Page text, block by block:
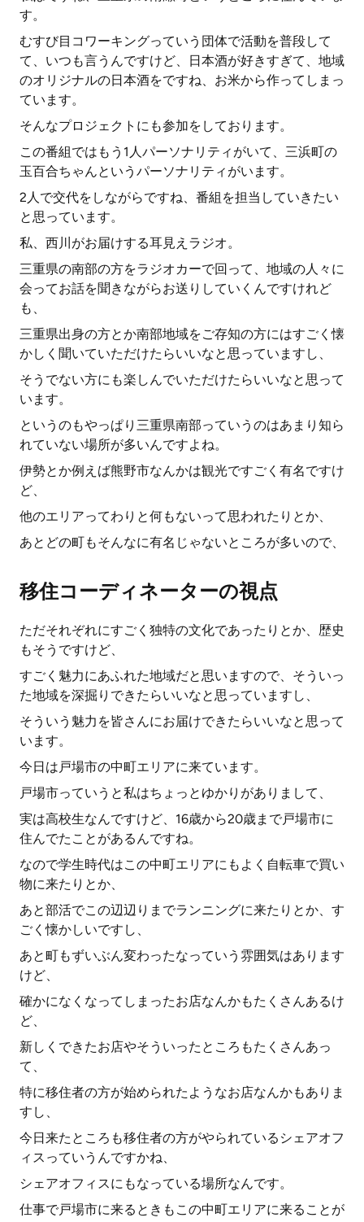
す。
むすび目コワーキングっていう団体で活動を普段して
て、いつも言うんですけど、日本酒が好きすぎて、地域
のオリジナルの日本酒をですね、お米から作ってしまっ
ています。
そんなプロジェクトにも参加をしております。
この番組ではもう1人パーソナリティがいて、三浜町の
玉百合ちゃんというパーソナリティがいます。
2人で交代をしながらですね、番組を担当していきたい
と思っています。
私、西川がお届けする耳見えラジオ。
三重県の南部の方をラジオカーで回って、地域の人々に
会ってお話を聞きながらお送りしていくんですけれど
も、
三重県出身の方とか南部地域をご存知の方にはすごく懐
かしく聞いていただけたらいいなと思っていますし、
そうでない方にも楽しんでいただけたらいいなと思って
います。
というのもやっぱり三重県南部っていうのはあまり知ら
れていない場所が多いんですよね。
伊勢とか例えば熊野市なんかは観光ですごく有名ですけ
ど、
他のエリアってわりと何もないって思われたりとか、
あとどの町もそんなに有名じゃないところが多いので、
移住コーディネーターの視点
ただそれぞれにすごく独特の文化であったりとか、歴史
もそうですけど、
すごく魅力にあふれた地域だと思いますので、そういっ
た地域を深掘りできたらいいなと思っていますし、
そういう魅力を皆さんにお届けできたらいいなと思って
います。
今日は戸場市の中町エリアに来ています。
戸場市っていうと私はちょっとゆかりがありまして、
実は高校生なんですけど、16歳から20歳まで戸場市に
住んでたことがあるんですね。
なので学生時代はこの中町エリアにもよく自転車で買い
物に来たりとか、
あと部活でこの辺辺りまでランニングに来たりとか、す
ごく懐かしいですし、
あと町もずいぶん変わったなっていう雰囲気はあります
けど、
確かになくなってしまったお店なんかもたくさんあるけ
ど、
新しくできたお店やそういったところもたくさんあっ
て、
特に移住者の方が始められたようなお店なんかもありま
すし、
今日来たところも移住者の方がやられているシェアオフ
ィスっていうんですかね、
シェアオフィスにもなっている場所なんです。
仕事で戸場市に来るときもこの中町エリアに来ることが